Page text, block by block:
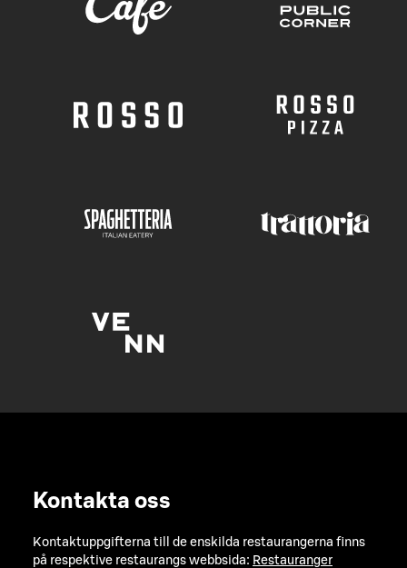
Kontakta oss
Kontaktuppgifterna till de enskilda restaurangerna finns
på respektive restaurangs webbsida: Restauranger